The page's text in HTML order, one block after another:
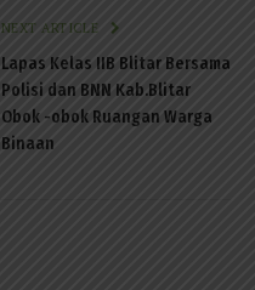
NEXT ARTICLE
Lapas Kelas IIB Blitar Bersama
Polisi dan BNN Kab.Blitar
Obok -obok Ruangan Warga
Binaan